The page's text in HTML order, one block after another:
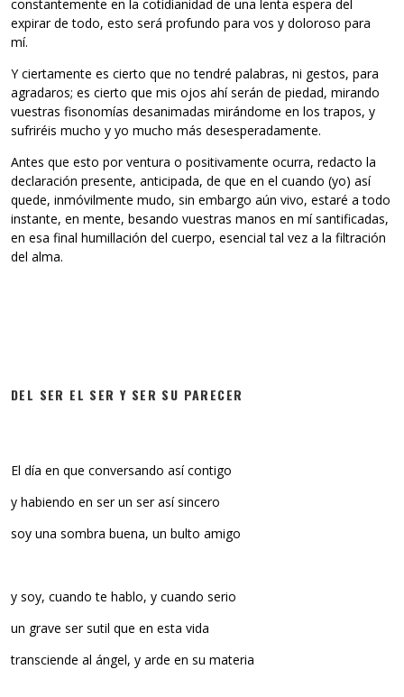
constantemente en la cotidianidad de una lenta espera del
expirar de todo, esto será profundo para vos y doloroso para
mí.
Y ciertamente es cierto que no tendré palabras, ni gestos, para
agradaros; es cierto que mis ojos ahí serán de piedad, mirando
vuestras fisonomías desanimadas mirándome en los trapos, y
sufriréis mucho y yo mucho más desesperadamente.
Antes que esto por ventura o positivamente ocurra, redacto la
declaración presente, anticipada, de que en el cuando (yo) así
quede, inmóvilmente mudo, sin embargo aún vivo, estaré a todo
instante, en mente, besando vuestras manos en mí santificadas,
en esa final humillación del cuerpo, esencial tal vez a la filtración
del alma.
DEL SER EL SER Y SER SU PARECER
El día en que conversando así contigo
y habiendo en ser un ser así sincero
soy una sombra buena, un bulto amigo
y soy, cuando te hablo, y cuando serio
un grave ser sutil que en esta vida
transciende al ángel, y arde en su materia